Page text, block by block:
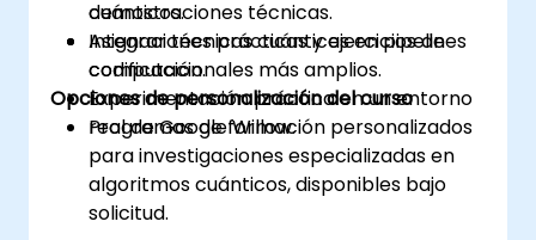
cuánticos.
Integrar técnicas cuánticas en pipelines
computacionales más amplios.
demostraciones técnicas.
Asignaciones prácticas y ejercicios de
codificación.
Experimentación práctica en un entorno
real de Google Willow.
Opciones de personalización del curso
Programas de formación personalizados
para investigaciones especializadas en
algoritmos cuánticos, disponibles bajo
solicitud.